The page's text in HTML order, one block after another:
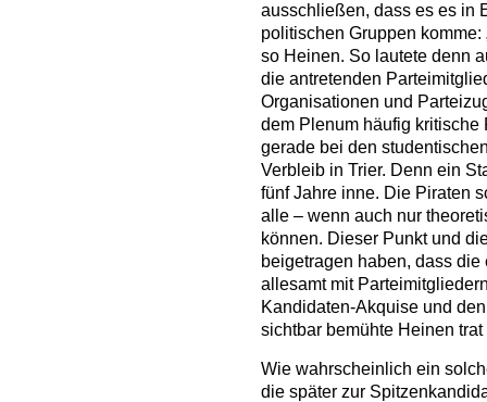
ausschließen, dass es es in
politischen Gruppen
so Heinen. So lautete denn
die antretenden
Organisationen und
dem Plenum häufig
gerade bei den
Verbleib in Trier. Denn ein
fünf Jahre inne. Die Piraten
alle – wenn auch nur
können. Dieser Punkt und
beigetragen haben, dass
allesamt mit
Kandidaten-Akquise und
sichtbar bemühte Heinen
Wie wahrscheinlich ein
die später zur